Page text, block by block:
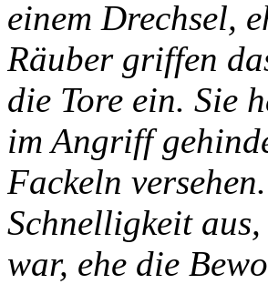
einem Drechsel,
Räuber griffen
die Tore ein. Sie
im Angriff
Fackeln
Schnelligkeit
war, ehe die